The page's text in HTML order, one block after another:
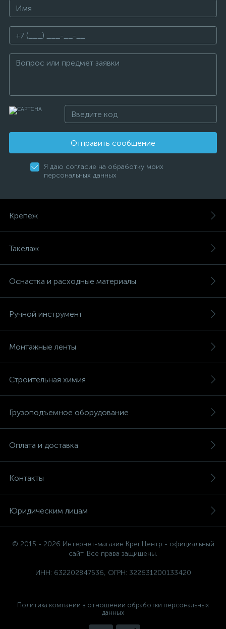
Отправить сообщение
Я даю согласие на обработку моих
персональных данных
Крепеж
Такелаж
Оснастка и расходные материалы
Ручной инструмент
Монтажные ленты
Строительная химия
Грузоподъемное оборудование
Оплата и доставка
Контакты
Юридическим лицам
© 2015 - 2026 Интернет-магазин КрепЦентр - официальный
сайт. Все права защищены.
ИНН: 632202847536, ОГРН: 322631200133420
Политика компании в отношении обработки персональных
данных